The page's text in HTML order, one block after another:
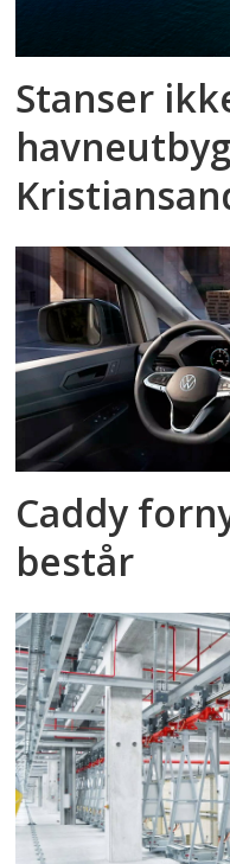
Stanser
Caddy
består